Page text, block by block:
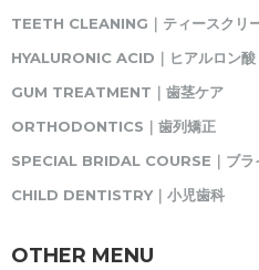
TEETH CLEANING｜ティースクリ
HYALURONIC ACID｜ヒアルロン酸
GUM TREATMENT｜歯茎ケア
ORTHODONTICS｜歯列矯正
SPECIAL BRIDAL COURSE｜ブラ
CHILD DENTISTRY｜小児歯科
OTHER MENU